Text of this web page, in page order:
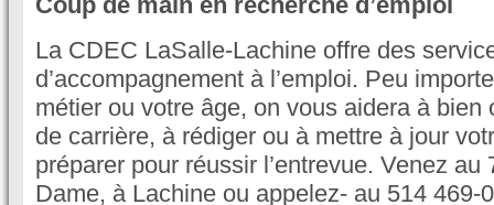
La CDEC LaSalle-Lachine offre des
d’accompagnement à l’emploi. Peu
métier ou votre âge, on vous aidera à bien
de carrière, à rédiger ou à mettre à jour
préparer pour réussir l’entrevue. Venez au
Dame, à Lachine ou appelez- au 514 469-